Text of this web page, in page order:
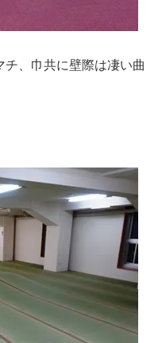
、巾共に壁際は凄い曲